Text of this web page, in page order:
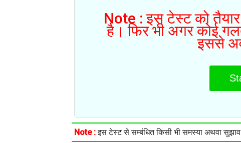
Note : इस टेस्ट को तैयार
है। फिर भी अगर कोई
इससे
Note :इस टेस्ट से सम्बंधित किसी भी समस्या अथवा